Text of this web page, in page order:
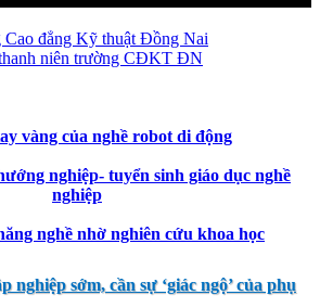
Cao đẳng Kỹ thuật Đồng Nai
niên trường CĐKT ĐN
vàng của nghề robot di động
nghiệp- tuyển sinh giáo dục nghề
nghiệp
nghề nhờ nghiên cứu khoa học
nghiệp sớm, cần sự ‘giác ngộ’ của phụ